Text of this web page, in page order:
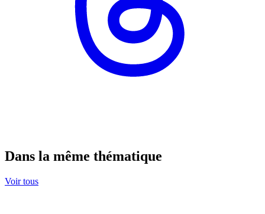
Dans la même thématique
Voir tous